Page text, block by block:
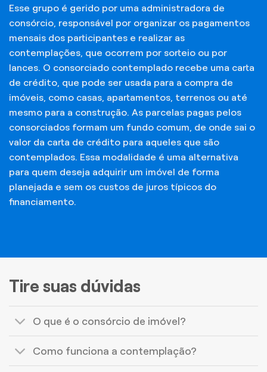
Esse grupo é gerido por uma administradora de
consórcio, responsável por organizar os pagamentos
mensais dos participantes e realizar as
contemplações, que ocorrem por sorteio ou por
lances. O consorciado contemplado recebe uma carta
de crédito, que pode ser usada para a compra de
imóveis, como casas, apartamentos, terrenos ou até
mesmo para a construção. As parcelas pagas pelos
consorciados formam um fundo comum, de onde sai o
valor da carta de crédito para aqueles que são
contemplados. Essa modalidade é uma alternativa
para quem deseja adquirir um imóvel de forma
planejada e sem os custos de juros típicos do
financiamento.
Tire suas dúvidas
O que é o consórcio de imóvel?
Como funciona a contemplação?